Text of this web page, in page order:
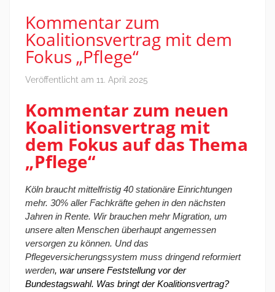
Kommentar zum
Koalitionsvertrag mit dem
Fokus „Pflege“
Veröffentlicht am 11. April 2025
Kommentar zum neuen
Koalitionsvertrag mit
dem Fokus auf das Thema
„Pflege“
Köln braucht mittelfristig 40 stationäre Einrichtungen
mehr. 30% aller Fachkräfte gehen in den nächsten
Jahren in Rente. Wir brauchen mehr Migration, um
unsere alten Menschen überhaupt angemessen
versorgen zu können. Und das
Pflegeversicherungssystem muss dringend reformiert
werden, war unsere Feststellung vor der
Bundestagswahl. Was bringt der Koalitionsvertrag?